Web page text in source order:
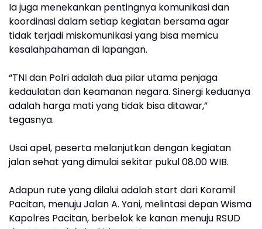
Ia juga menekankan pentingnya komunikasi dan
koordinasi dalam setiap kegiatan bersama agar
tidak terjadi miskomunikasi yang bisa memicu
kesalahpahaman di lapangan.
“TNI dan Polri adalah dua pilar utama penjaga
kedaulatan dan keamanan negara. Sinergi keduanya
adalah harga mati yang tidak bisa ditawar,”
tegasnya.
Usai apel, peserta melanjutkan dengan kegiatan
jalan sehat yang dimulai sekitar pukul 08.00 WIB.
Adapun rute yang dilalui adalah start dari Koramil
Pacitan, menuju Jalan A. Yani, melintasi depan Wisma
Kapolres Pacitan, berbelok ke kanan menuju RSUD